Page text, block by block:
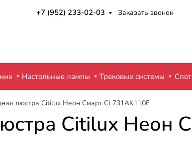
+7 (952) 233-02-03 Заказать звонок
Настольные лампы Трековые системы
люстра Citilux Неон Смарт CL731AK110E
Citilux Неон